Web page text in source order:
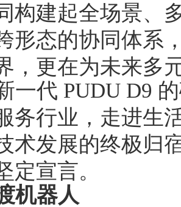
构建起全场景、
形态的协同体系
，更在为未来多
一代 PUDU D9
务行业，走进生
术发展的终极归
定宣言。
机器人